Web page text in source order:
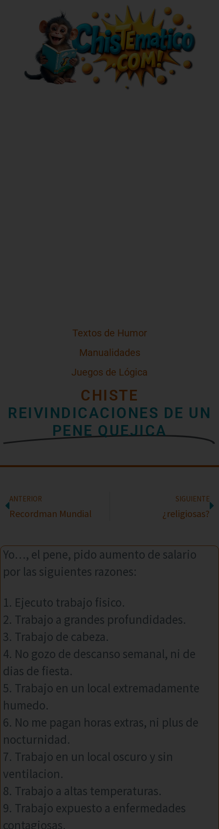
Textos de Humor
Manualidades
Juegos de Lógica
CHISTE
REIVINDICACIONES DE UN
PENE QUEJICA
ANTERIOR
Recordman Mundial
SIGUIENTE
¿religiosas?
Yo…, el pene, pido aumento de salario
por las siguientes razones:
1. Ejecuto trabajo fisico.
2. Trabajo a grandes profundidades.
3. Trabajo de cabeza.
4. No gozo de descanso semanal, ni de
dias de fiesta.
5. Trabajo en un local extremadamente
humedo.
6. No me pagan horas extras, ni plus de
nocturnidad.
7. Trabajo en un local oscuro y sin
ventilacion.
8. Trabajo a altas temperaturas.
9. Trabajo expuesto a enfermedades
contagiosas.